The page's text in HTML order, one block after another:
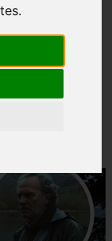
en
UCM en